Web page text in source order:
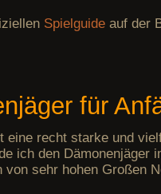
Spielguide auf der
für
eine recht starke und
ich den
von sehr hohen Großen